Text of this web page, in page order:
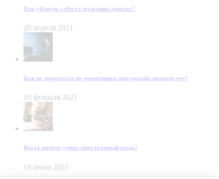
Как уберечь себя от мужчины тирана?
20 апреля 2021
Как не нарваться на мошенника при онлайн знакомстве?
10 февраля 2021
Когда начать учить иностранный язык?
18 июня 2021